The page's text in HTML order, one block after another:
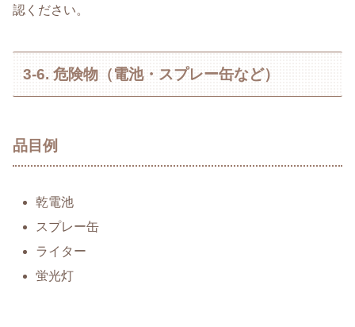
認ください。
3-6. 危険物（電池・スプレー缶など）
品目例
乾電池
スプレー缶
ライター
蛍光灯